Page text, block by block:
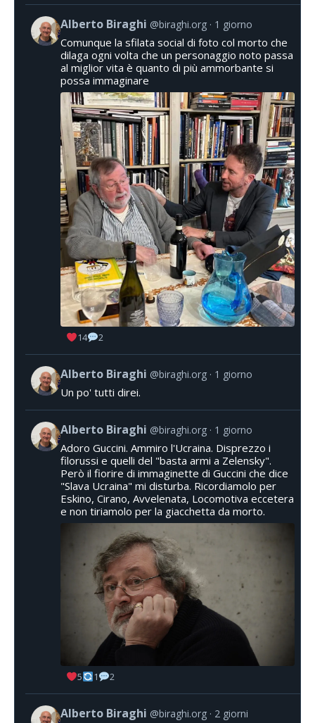
Alberto Biraghi @biraghi.org 1 giorno
Comunque la sfilata social di foto col morto che
dilaga ogni volta che un personaggio noto passa
al miglior vita è quanto di più ammorbante si
possa immaginare
14 2
Alberto Biraghi @biraghi.org 1 giorno
Un po' tutti direi.
Alberto Biraghi @biraghi.org 1 giorno
Adoro Guccini. Ammiro l'Ucraina. Disprezzo i
filorussi e quelli del "basta armi a Zelensky".
Però il fiorire di immaginette di Guccini che dice
"Slava Ucraina" mi disturba. Ricordiamolo per
Eskino, Cirano, Avvelenata, Locomotiva eccetera
e non tiriamolo per la giacchetta da morto.
5 1 2
Alberto Biraghi @biraghi.org 2 giorni